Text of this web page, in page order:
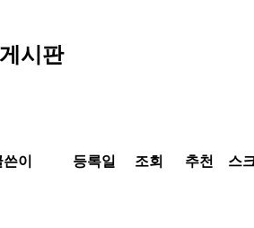
시판
이 등록일 조회 추천 스